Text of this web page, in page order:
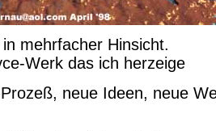
mehrfacher Hinsicht.
Werk das ich herzeige
neue Ideen, neue